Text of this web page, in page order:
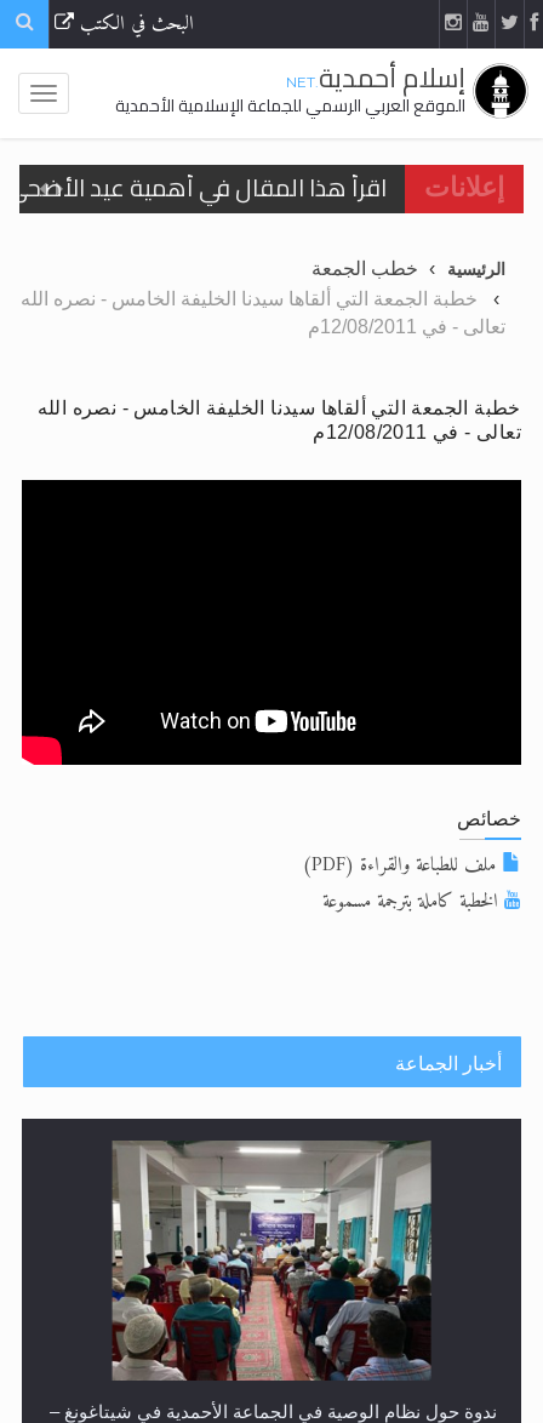
البحث في الكتب
إسلام أحمدية.NET
الموقع العربي الرسمي للجماعة الإسلامية الأحمدية
إعلانات
الحجّ.. دلالات، حِكم، وأهداف >> المزيد
تعميم هامّ لأفراد الجماعة >> المزيد
تعميم هامّ لأفراد الجماعة >> المزيد
اقرأ هذا الكتاب وتعرّف على حقيقة
الرئيسية
خطب الجمعة
خطبة الجمعة التي ألقاها سيدنا الخليفة الخامس - نصره الله
تعالى - في 12/08/2011م
خطبة الجمعة التي ألقاها سيدنا الخليفة الخامس - نصره الله
تعالى - في 12/08/2011م
خصائص
ملف للطباعة والقراءة (PDF)
الخطبة كاملة بترجمة مسموعة
أخبار الجماعة
ندوة حول نظام الوصية في الجماعة الأحمدية في شيتاغونغ –